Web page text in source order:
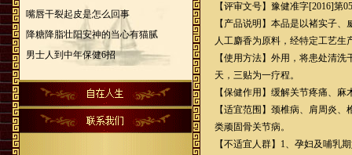
嘴唇干裂起皮是怎么回事
降糖降脂壮阳安神的当心有猫腻
男士人到中年保健6招
【评审文号】豫健准字[2016]第
【产品说明】本品是以褚实子
人工麝香为原料，经特定工艺生
【使用方法】外用，将患处清
天，三贴为一疗程。
【保健作用】缓解关节疼痛、
【适宜范围】颈椎病、肩周炎
类顽固骨关节病。
【不适宜人群】1、孕妇及哺乳